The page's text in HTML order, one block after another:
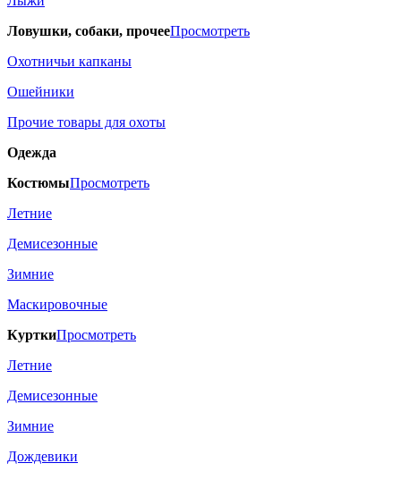
Ловушки, собаки, прочееПросмотреть
Охотничьи капканы
Ошейники
Прочие товары для охоты
Одежда
КостюмыПросмотреть
Летние
Демисезонные
Зимние
Маскировочные
КурткиПросмотреть
Летние
Демисезонные
Зимние
Дождевики